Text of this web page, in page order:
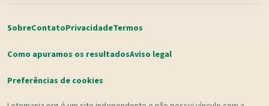
SobreContatoPrivacidadeTermos
Como apuramos os resultadosAviso legal
Preferências de cookies